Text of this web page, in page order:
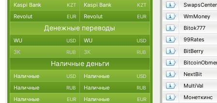
SwapsCenter
WmMoney
Bitok777
99Rates
BitBerry
NextBit
MultiVal
Монеткинс
Kaspi Bank KZT Kaspi Bank KZT
Revolut EUR Revolut EUR
Денежные переводы
WU USD WU USD
ЗК RUB ЗК RUB
Наличные деньги
Наличные USD Наличные USD
Наличные RUB Наличные RUB
Наличные EUR Наличные EUR